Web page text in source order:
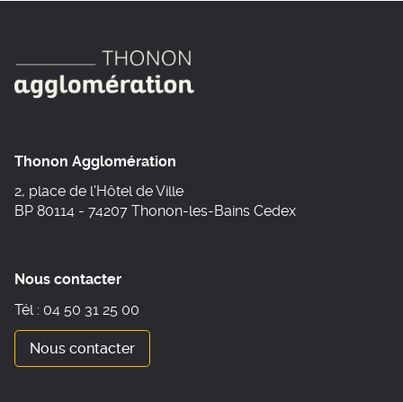
Thonon Agglomération
2, place de l'Hôtel de Ville
BP 80114 - 74207 Thonon-les-Bains Cedex
Nous contacter
Tél : 04 50 31 25 00
Nous contacter